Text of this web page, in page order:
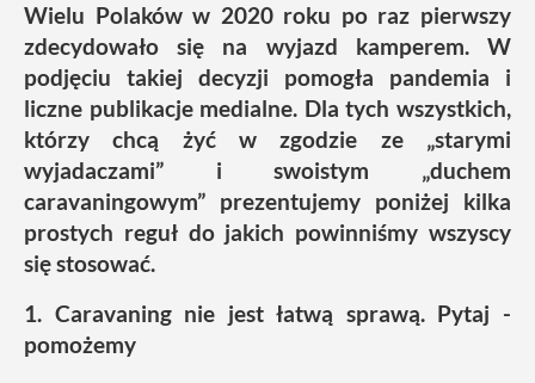
Wielu Polaków w 2020 roku po raz pierwszy
zdecydowało się na wyjazd kamperem. W
podjęciu takiej decyzji pomogła pandemia i
liczne publikacje medialne. Dla tych wszystkich,
którzy chcą żyć w zgodzie ze „starymi
wyjadaczami” i swoistym „duchem
caravaningowym” prezentujemy poniżej kilka
prostych reguł do jakich powinniśmy wszyscy
się stosować.
1. Caravaning nie jest łatwą sprawą. Pytaj -
pomożemy